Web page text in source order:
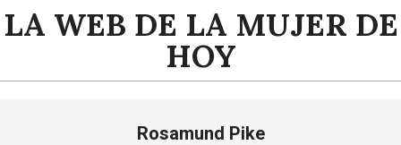
Saltar
alLA WEB DE LA MUJER DE
HOY
Rosamund Pike